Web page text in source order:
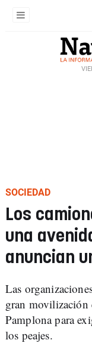
SOCIEDAD
Los
una
anuncian
Las
gran movilización
Pamplona para
los peajes.